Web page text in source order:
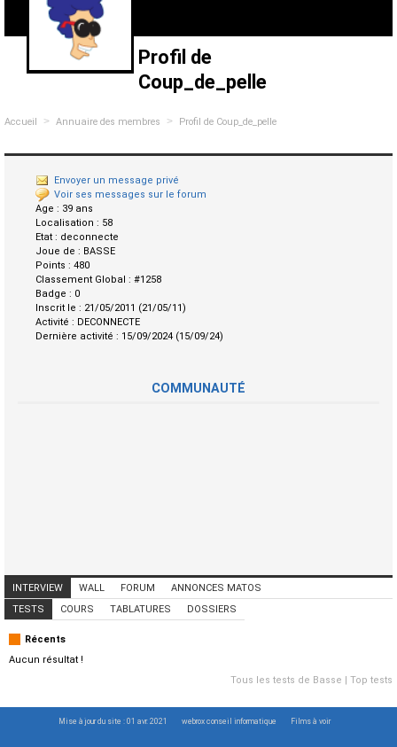
Profil de
Coup_de_pelle
Accueil > Annuaire des membres > Profil de Coup_de_pelle
Envoyer un message privé
Voir ses messages sur le forum
Age : 39 ans
Localisation : 58
Etat : deconnecte
Joue de : BASSE
Points : 480
Classement Global : #1258
Badge : 0
Inscrit le : 21/05/2011 (21/05/11)
Activité : DECONNECTE
Dernière activité : 15/09/2024 (15/09/24)
COMMUNAUTÉ
INTERVIEW WALL FORUM
ANNONCES MATOS
ANNONCES MUSICIENS
CONCERTS
TESTS COURS TABLATURES DOSSIERS
Récents
Aucun résultat !
Tous les tests de Basse
Top tests
Mise à jour du site : 01 avr. 2021 webrox conseil informatique Films à voir